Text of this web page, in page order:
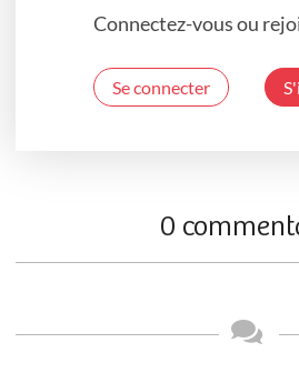
Connectez-vous ou
Se connecter
0